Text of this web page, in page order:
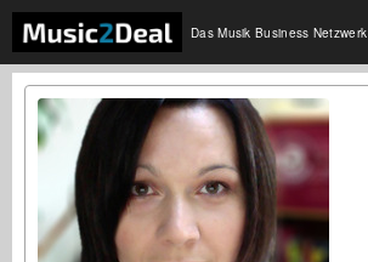
Das Musik Business Netzwerk